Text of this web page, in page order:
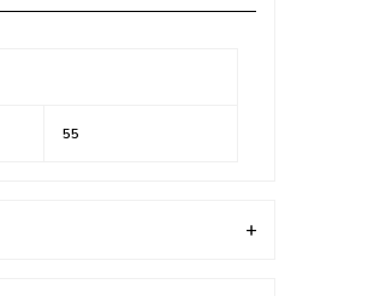
55